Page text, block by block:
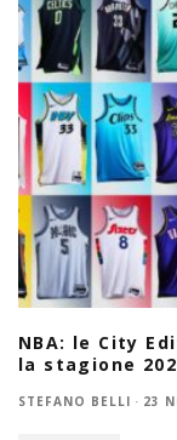
NBA: le City
la stagione
STEFANO BELLI · 23